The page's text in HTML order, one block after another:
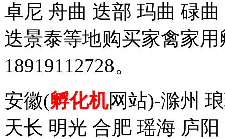
卓尼 舟曲 迭部 玛曲 碌
迭景泰等地购买家禽家
18919112728。
安徽(孵化机网站)-滁州
天长 明光 合肥 瑶海 庐